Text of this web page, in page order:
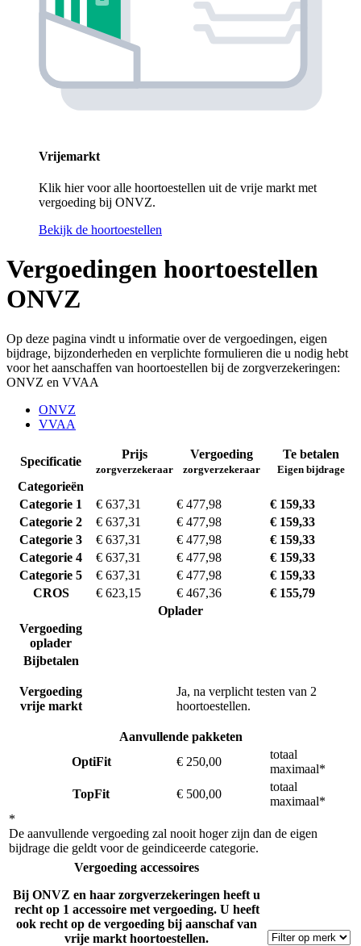
Vrijemarkt
Klik hier voor alle hoortoestellen uit de vrije markt met
vergoeding bij ONVZ.
Bekijk de hoortoestellen
Vergoedingen hoortoestellen
ONVZ
Op deze pagina vindt u informatie over de vergoedingen, eigen
bijdrage, bijzonderheden en verplichte formulieren die u nodig hebt
voor het aanschaffen van hoortoestellen bij de zorgverzekeringen:
ONVZ en VVAA
ONVZ
VVAA
Specificatie
Prijs
zorgverzekeraar
Vergoeding
zorgverzekeraar
Te betalen
Eigen bijdrage
Categorieën
Categorie 1
€ 637,31 € 477,98
€ 159,33
Categorie 2
€ 637,31 € 477,98
€ 159,33
Categorie 3
€ 637,31 € 477,98
€ 159,33
Categorie 4
€ 637,31 € 477,98
€ 159,33
Categorie 5
€ 637,31 € 477,98
€ 159,33
CROS
€ 623,15 € 467,36
€ 155,79
Oplader
Vergoeding
oplader
Bijbetalen
Vergoeding
vrije markt
Ja, na verplicht testen van 2
hoortoestellen.
Aanvullende pakketen
OptiFit
€ 250,00
totaal
maximaal*
TopFit
€ 500,00
totaal
maximaal*
*
De aanvullende vergoeding zal nooit hoger zijn dan de eigen
bijdrage die geldt voor de geindiceerde categorie.
Vergoeding accessoires
Bij ONVZ en haar zorgverzekeringen heeft u
recht op 1 accessoire met vergoeding. U heeft
ook recht op de vergoeding bij aanschaf van
vrije markt hoortoestellen.